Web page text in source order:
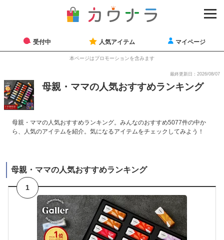
受付中 人気アイテム マイページ
本ページはプロモーションを含みます
最終更新日：2026/08/07
母親・ママの人気おすすめランキング
母親・ママの人気おすすめランキング。みんなのおすすめ5077件の中か
ら、人気のアイテムを紹介。気になるアイテムをチェックしてみよう！
母親・ママの人気おすすめランキング
1